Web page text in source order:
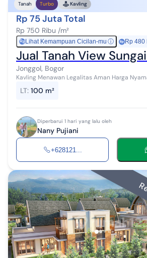
Tanah Turbo Kavling
Rp 75 Juta Total
Rp 750 Ribu /m²
Rp Lihat Kemampuan Cicilan-mu ⓘ Rp 480
Jual Tanah View
Jonggol, Bogor
Kavling Menawan Legalitas Aman Harga
Anda masukkan dalam Lis...
LT: 100 m²
Diperbarui 1 hari yang lalu oleh
Nany Pujiani
+628121...